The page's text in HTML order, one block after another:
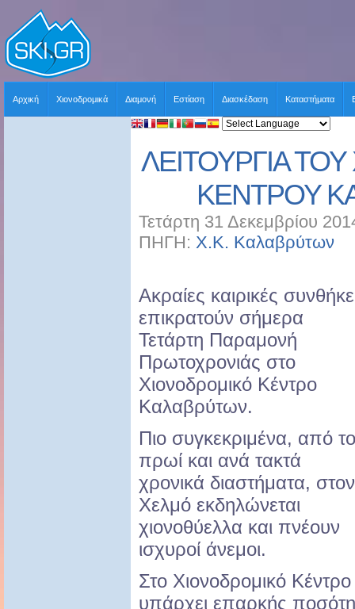
Αρχική Χιονοδρομικά Διαμονή Εστίαση Διασκέδαση Καταστήματα
ΛΕΙΤΟΥΡΓΙΑ
ΚΕΝΤΡΟΥ
Τετάρτη 31 Δεκεμβρίου
ΠΗΓΗ: Χ.Κ. Καλαβρύτων
Ακραίες καιρικές
επικρατούν σήμερα
Τετάρτη Παραμονή
Πρωτοχρονιάς στο
Χιονοδρομικό Κέντρο
Καλαβρύτων.
Πιο συγκεκριμένα, από το
πρωί και ανά τακτά
χρονικά διαστήματα, στον
Χελμό εκδηλώνεται
χιονοθύελλα και πνέουν
ισχυροί άνεμοι.
Στο Χιονοδρομικό Κέντρο
υπάρχει επαρκής